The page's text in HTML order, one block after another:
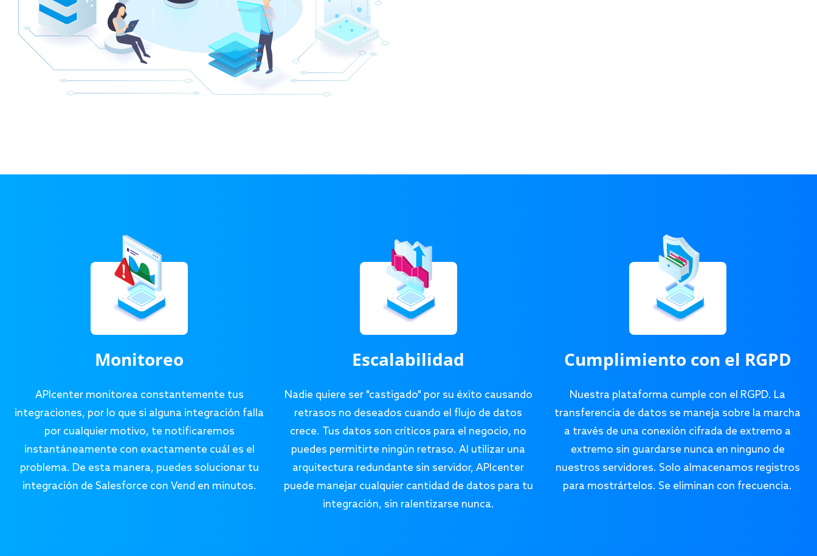
Monitoreo
APIcenter monitorea constantemente tus
integraciones, por lo que si alguna integración falla
por cualquier motivo, te notificaremos
instantáneamente con exactamente cuál es el
problema. De esta manera, puedes solucionar tu
integración de Salesforce con Vend en minutos.
Escalabilidad
Nadie quiere ser "castigado" por su éxito causando
retrasos no deseados cuando el flujo de datos
crece. Tus datos son críticos para el negocio, no
puedes permitirte ningún retraso. Al utilizar una
arquitectura redundante sin servidor, APIcenter
puede manejar cualquier cantidad de datos para tu
integración, sin ralentizarse nunca.
Cumplimiento con el RGPD
Nuestra plataforma cumple con el RGPD. La
transferencia de datos se maneja sobre la marcha
a través de una conexión cifrada de extremo a
extremo sin guardarse nunca en ninguno de
nuestros servidores. Solo almacenamos registros
para mostrártelos. Se eliminan con frecuencia.